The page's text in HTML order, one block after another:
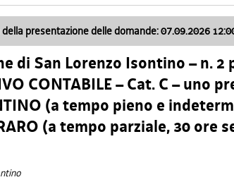
della presentazione delle domande: 07.09.2026
di San Lorenzo Isontino – n. 2
CONTABILE – Cat. C – uno
(a tempo pieno e
(a tempo parziale, 30 ore